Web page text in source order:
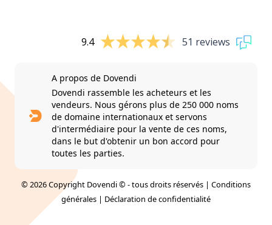
9.4 51 reviews
A propos de Dovendi
Dovendi rassemble les acheteurs et les
vendeurs. Nous gérons plus de 250 000 noms
de domaine internationaux et servons
d'intermédiaire pour la vente de ces noms,
dans le but d'obtenir un bon accord pour
toutes les parties.
© 2026 Copyright Dovendi © - tous droits réservés | Conditions
générales | Déclaration de confidentialité